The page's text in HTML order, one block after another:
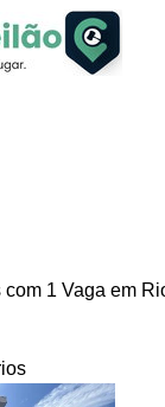
1 Vaga em